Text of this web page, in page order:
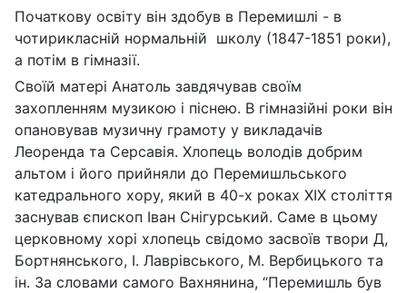
Початкову освіту він здобув в Перемишлі - в
чотирикласній нормальній школу (1847-1851 роки),
а потім в гімназії.
Своїй матері Анатоль завдячував своїм
захопленням музикою і піснею. В гімназійні роки він
опановував музичну грамоту у викладачів
Леоренда та Серсавія. Хлопець володів добрим
альтом і його прийняли до Перемишльського
катедрального хору, який в 40-х роках ХІХ століття
заснував єпископ Іван Снігурський. Саме в цьому
церковному хорі хлопець свідомо засвоїв твори Д,
Бортнянського, І. Лаврівського, М. Вербицького та
ін. За словами самого Вахнянина, “Перемишль був